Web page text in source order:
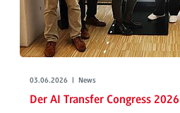
03.06.2026 | News
Der AI Transfer Congress 2026